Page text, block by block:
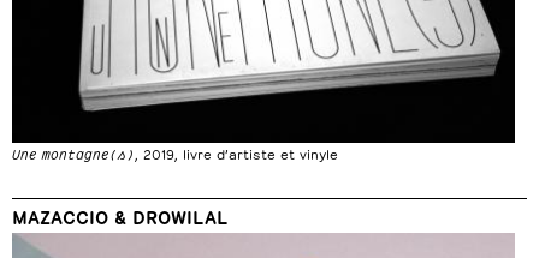
Une montagne(s) , 2019, livre d’artiste et vinyle
MAZACCIO & DROWILAL